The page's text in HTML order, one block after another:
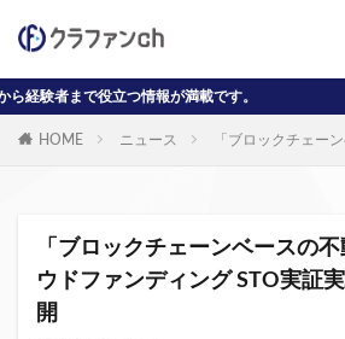
立つ情報が満載です。
HOME ニュース 「ブロックチェー
「ブロックチェーンベースの
ウドファンディング STO実証
開
カテゴリー
AD J-reit reit インタビ
クラウドファンディングコラム